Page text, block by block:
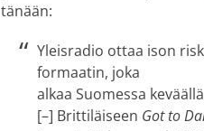
tänään:
Yleisradio ottaa ison
formaatin, joka
alkaa Suomessa
[–] Brittiläiseen Got to